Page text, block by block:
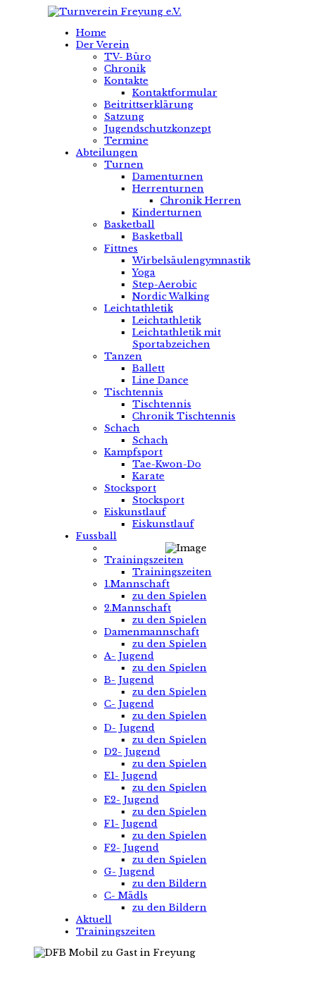
Home
Der Verein
TV- Büro
Chronik
Kontakte
Kontaktformular
Beitrittserklärung
Satzung
Jugendschutzkonzept
Termine
Abteilungen
Turnen
Damenturnen
Herrenturnen
Chronik Herren
Kinderturnen
Basketball
Basketball
Fittnes
Wirbelsäulengymnastik
Yoga
Step-Aerobic
Nordic Walking
Leichtathletik
Leichtathletik
Leichtathletik mit
Sportabzeichen
Tanzen
Ballett
Line Dance
Tischtennis
Tischtennis
Chronik Tischtennis
Schach
Schach
Kampfsport
Tae-Kwon-Do
Karate
Stocksport
Stocksport
Eiskunstlauf
Eiskunstlauf
Fussball
Trainingszeiten
Trainingszeiten
1.Mannschaft
zu den Spielen
2.Mannschaft
zu den Spielen
Damenmannschaft
zu den Spielen
A- Jugend
zu den Spielen
B- Jugend
zu den Spielen
C- Jugend
zu den Spielen
D- Jugend
zu den Spielen
D2- Jugend
zu den Spielen
E1- Jugend
zu den Spielen
E2- Jugend
zu den Spielen
F1- Jugend
zu den Spielen
F2- Jugend
zu den Spielen
G- Jugend
zu den Bildern
C- Mädls
zu den Bildern
Aktuell
Trainingszeiten